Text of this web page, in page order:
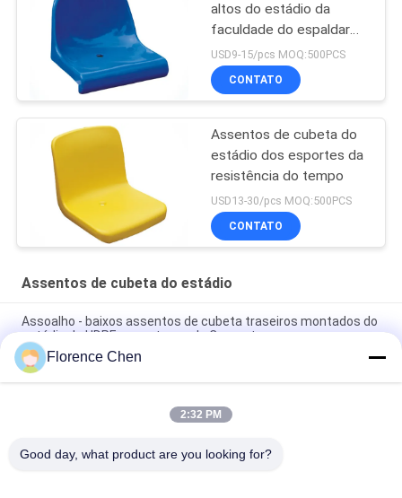
altos do estádio da
faculdade do espaldar
dos PP
USD9-15/pcs MOQ:500PCS
CONTATO
Assentos de cubeta do
estádio dos esportes da
resistência do tempo
USD13-30/pcs MOQ:500PCS
CONTATO
Assentos de cubeta do estádio
Assoalho - baixos assentos de cubeta traseiros montados do
estádio do HDPE para etapas de Concret
Cadeira do Bleacher do estádio do alto densidade dos
assentos de cubeta do estádio da audiência do polietileno
Bleacher exterior Seat da cadeira do estádio do HDPE da parte
Florence Chen
2:32 PM
Good day, what product are you looking for?